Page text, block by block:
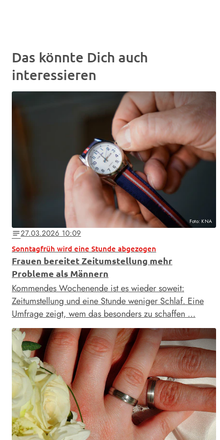
Das könnte Dich auch
interessieren
Foto: KNA
notes27.03.2026 10:09
Sonntagfrüh wird eine Stunde abgezogen
Frauen bereitet Zeitumstellung mehr
Probleme als Männern
Kommendes Wochenende ist es wieder soweit:
Zeitumstellung und eine Stunde weniger Schlaf. Eine
Umfrage zeigt, wem das besonders zu schaffen …